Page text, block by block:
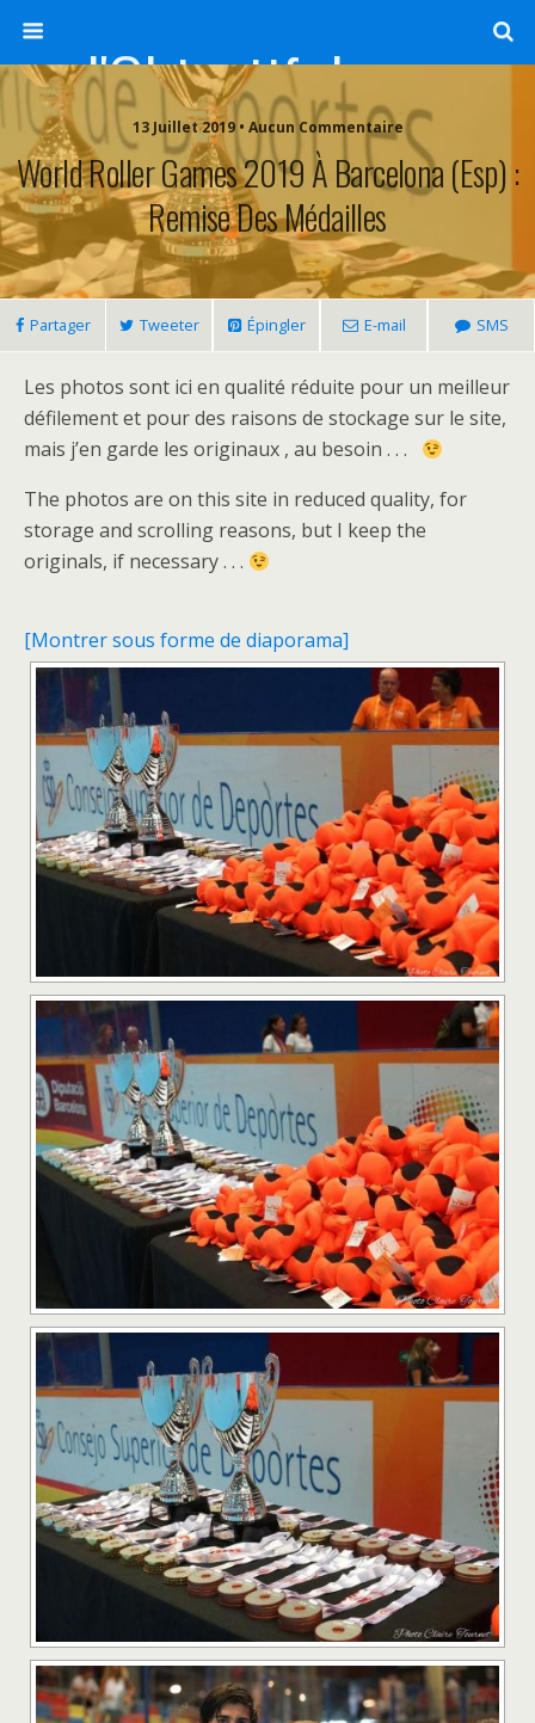
l'Objectif de Clairette
13 Juillet 2019 • Aucun Commentaire
World Roller Games 2019 À Barcelona (Esp) :
Remise Des Médailles
Partager Tweeter Épingler E-mail SMS
Les photos sont ici en qualité réduite pour un meilleur
défilement et pour des raisons de stockage sur le site,
mais j’en garde les originaux , au besoin . . .
The photos are on this site in reduced quality, for
storage and scrolling reasons, but I keep the
originals, if necessary . . .
[Montrer sous forme de diaporama]